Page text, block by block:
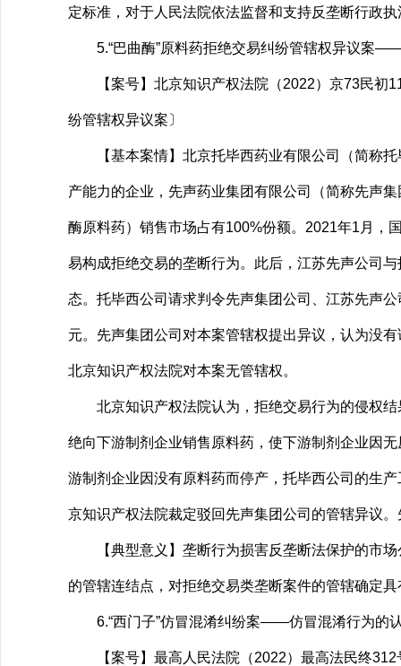
定标准，对于人民法院依法监督和支持反垄断行政
5.“巴曲酶”原料药拒绝交易纠纷管辖权异议案——
【案号】北京知识产权法院（2022）京73民初
纷管辖权异议案〕
【基本案情】北京托毕西药业有限公司（简称托
产能力的企业，先声药业集团有限公司（简称先声
酶原料药）销售市场占有100%份额。2021年1月，
易构成拒绝交易的垄断行为。此后，江苏先声公司
态。托毕西公司请求判令先声集团公司、江苏先声
元。先声集团公司对本案管辖权提出异议，认为没
北京知识产权法院对本案无管辖权。
北京知识产权法院认为，拒绝交易行为的侵权结
绝向下游制剂企业销售原料药，使下游制剂企业因
游制剂企业因没有原料药而停产，托毕西公司的生
京知识产权法院裁定驳回先声集团公司的管辖异议
【典型意义】垄断行为损害反垄断法保护的市场
的管辖连结点，对拒绝交易类垄断案件的管辖确定
6.“西门子”仿冒混淆纠纷案——仿冒混淆行为的
【案号】最高人民法院（2022）最高法民终312